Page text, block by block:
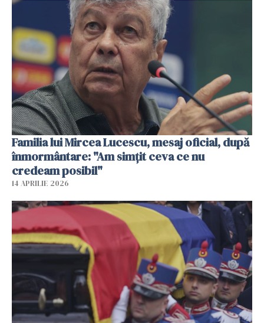
Familia lui Mircea Lucescu, mesaj oficial, după
înmormântare: "Am simțit ceva ce nu
credeam posibil"
14 APRILIE 2026